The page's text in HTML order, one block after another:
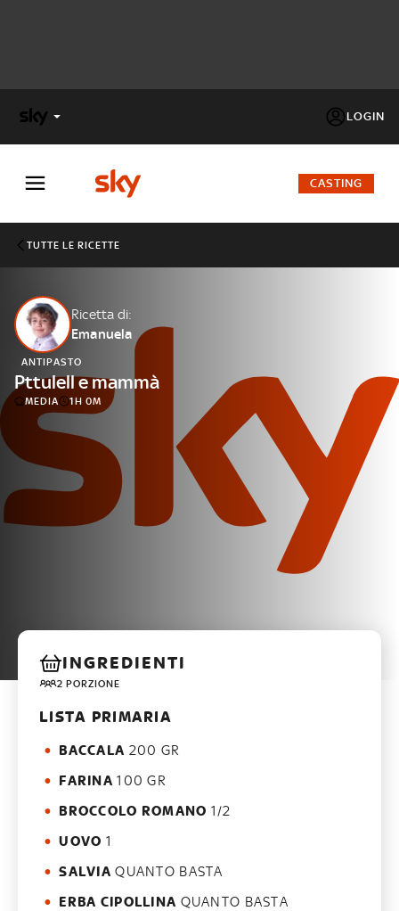
LOGIN
FACTOR
Cos’altro vedere:
PROGRAMMI SKY
Un mondo di offerte:
SKY.IT
NOW
CASTING
TUTTE LE RICETTE
Ricetta di:
Emanuela
ANTIPASTO
Pttulell e mammà
MEDIA 1H 0M
INGREDIENTI
2 PORZIONE
LISTA PRIMARIA
BACCALA 200 GR
FARINA 100 GR
BROCCOLO ROMANO 1/2
UOVO 1
SALVIA QUANTO BASTA
ERBA CIPOLLINA QUANTO BASTA